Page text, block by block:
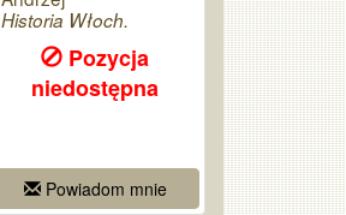
Historia Włoch.
Pozycja
niedostępna
Powiadom mnie